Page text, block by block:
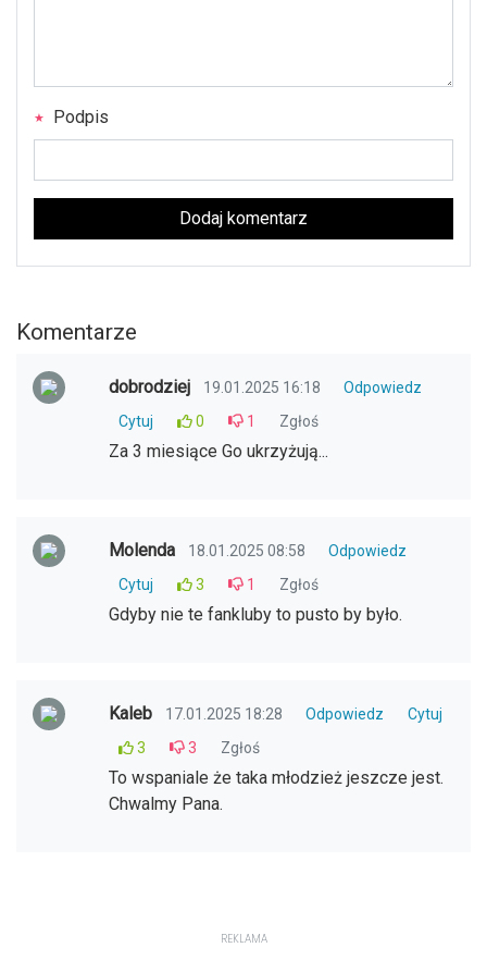
Podpis
Dodaj komentarz
Komentarze
dobrodziej 19.01.2025 16:18
Odpowiedz
Cytuj
0 1 Zgłoś
Za 3 miesiące Go ukrzyżują...
Molenda 18.01.2025 08:58
Odpowiedz
Cytuj
3 1 Zgłoś
Gdyby nie te fankluby to pusto by było.
Kaleb 17.01.2025 18:28 Odpowiedz
Cytuj
3
3 Zgłoś
To wspaniale że taka młodzież jeszcze jest.
Chwalmy Pana.
REKLAMA